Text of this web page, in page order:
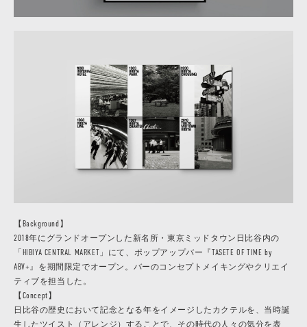
【Background】
2018年にグランドオープンした新名所・東京ミッドタウン日比谷内の
「HIBIYA CENTRAL MARKET」にて、ポップアップバー『TASETE OF TIME by
ABV+』を期間限定でオープン。バーのコンセプトメイキングやクリエイ
ティブを担当した。
【Concept】
日比谷の歴史において記念となる年をイメージしたカクテルを、当時誕
生したツイスト（アレンジ）することで、その時代の人々の気分を表